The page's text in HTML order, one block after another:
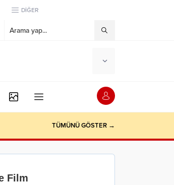
DİĞER
TÜMÜNÜ GÖSTER →